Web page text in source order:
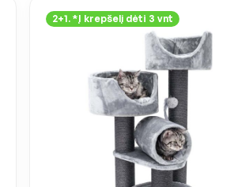
2+1. *Į krepšelį dėti 3 vnt